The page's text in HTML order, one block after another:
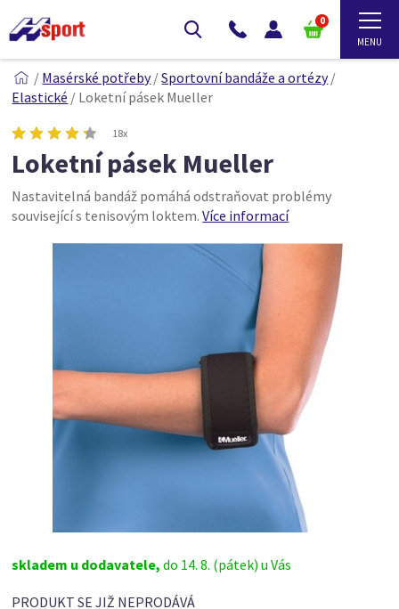
0
/ Masérské potřeby/Sportovní bandáže a ortézy/
Elastické / Loketní pásek Mueller
18x
Loketní pásek Mueller
Nastavitelná bandáž pomáhá odstraňovat problémy
související s tenisovým loktem.Více informací
skladem u dodavatele,do 14. 8. (pátek) u Vás
PRODUKT SE JIŽ NEPRODÁVÁ